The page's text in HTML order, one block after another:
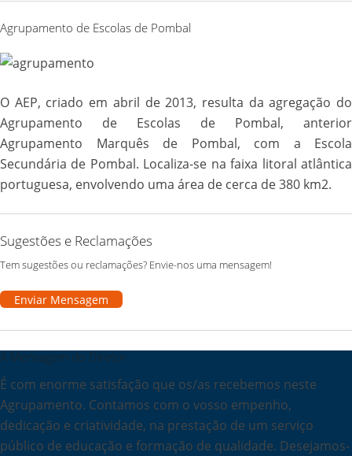
Agrupamento de Escolas de Pombal
O AEP, criado em abril de 2013, resulta da agregação do
Agrupamento de Escolas de Pombal, anterior
Agrupamento Marquês de Pombal, com a Escola
Secundária de Pombal. Localiza-se na faixa litoral atlântica
portuguesa, envolvendo uma área de cerca de 380 km2.
Sugestões e Reclamações
Tem sugestões ou reclamações? Envie-nos uma mensagem!
Enviar Mensagem
A Mensagem do Diretor
É com enorme satisfação que os/as recebemos neste
Agrupamento. Contamos com o vosso empenho,
dedicação e criatividade, na prestação de um serviço
público de educação e formação de qualidade. Desejamos-